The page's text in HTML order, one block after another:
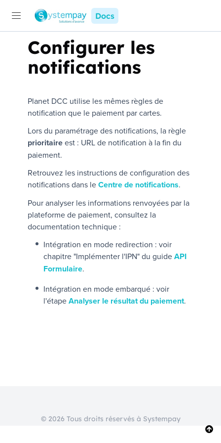
Docs
Configurer les
notifications
Planet DCC utilise les mêmes règles de
notification que le paiement par cartes.
Lors du paramétrage des notifications, la règle
prioritaireest : URL de notification à la fin du
paiement.
Retrouvez les instructions de configuration des
notifications dans leCentre de notifications.
Pour analyser les informations renvoyées par la
plateforme de paiement, consultez la
documentation technique :
Intégration en mode redirection : voir
chapitre "Implémenter l'IPN" du guideAPI
Formulaire.
Intégration en mode embarqué : voir
l'étapeAnalyser le résultat du paiement.
© 2026 Tous droits réservés à Systempay